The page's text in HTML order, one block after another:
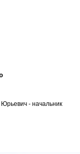
- начальник